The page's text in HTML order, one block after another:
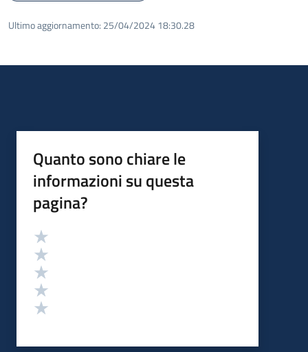
Ultimo aggiornamento: 25/04/2024 18:30.28
Quanto sono chiare le
informazioni su questa
pagina?
Valutazione